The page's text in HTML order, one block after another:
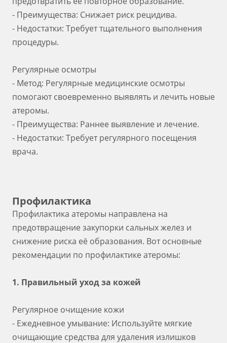
- Преимущества: Снижает риск рецидива.
- Недостатки: Требует тщательного выполнения
процедуры.
Регулярные осмотры
- Метод: Регулярные медицинские осмотры
помогают своевременно выявлять и лечить новые
атеромы.
- Преимущества: Раннее выявление и лечение.
- Недостатки: Требует регулярного посещения
врача.
Профилактика
Профилактика атеромы направлена на
предотвращение закупорки сальных желез и
снижение риска её образования. Вот основные
рекомендации по профилактике атеромы:
1. Правильный уход за кожей
Регулярное очищение кожи
- Ежедневное умывание: Используйте мягкие
очищающие средства для удаления излишков